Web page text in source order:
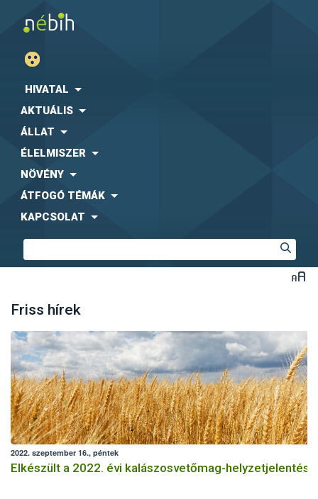
HIVATAL
AKTUÁLIS
ÁLLAT
ÉLELMISZER
NÖVÉNY
ÁTFOGÓ TÉMÁK
KAPCSOLAT
Friss hírek
2022. szeptember 16., péntek
Elkészült a 2022. évi kalászosvetőmag-helyzetjelentés